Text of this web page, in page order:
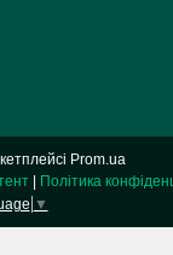
Prom.ua
| Політика
▼